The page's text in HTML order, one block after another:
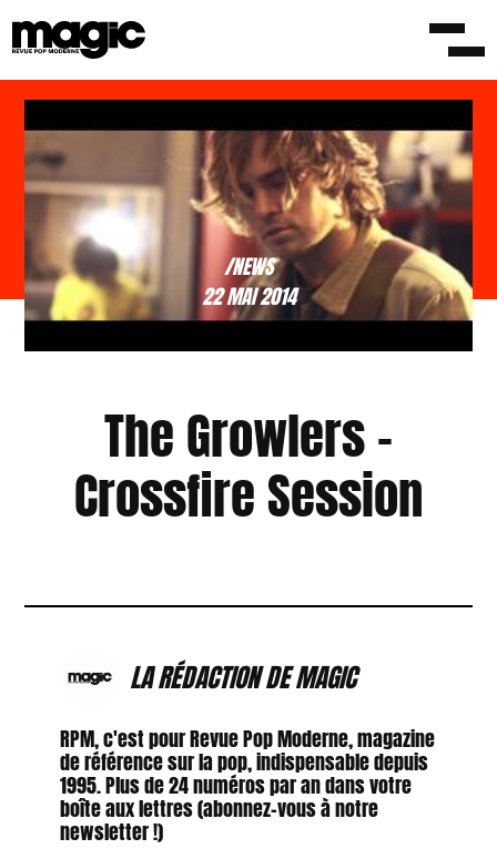
/NEWS
22 MAI 2014
The Growlers –
Crossfire Session
LA RÉDACTION DE MAGIC
RPM, c'est pour Revue Pop Moderne, magazine
de référence sur la pop, indispensable depuis
1995. Plus de 24 numéros par an dans votre
boîte aux lettres (abonnez-vous à notre
newsletter !)